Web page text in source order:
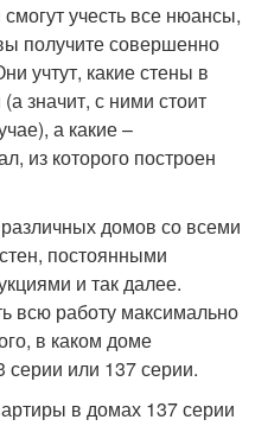
учесть все нюансы,
получите совершенно
учтут, какие стены в
значит, с ними стоит
а какие –
из которого построен
домов со всеми
постоянными
и так далее.
всю работу максимально
в каком доме
серии или 137 серии.
в домах 137 серии